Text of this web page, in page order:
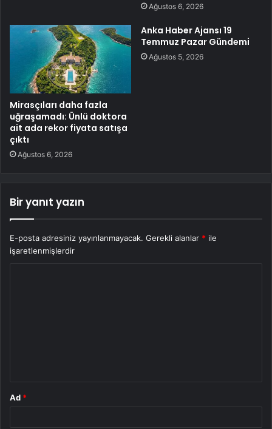
Ağustos 6, 2026
Mirasçıları daha fazla
uğraşamadı: Ünlü doktora
ait ada rekor fiyata satışa
çıktı
Ağustos 6, 2026
Anka Haber Ajansı 19
Temmuz Pazar Gündemi
Ağustos 5, 2026
Bir yanıt yazın
E-posta adresiniz yayınlanmayacak. Gerekli alanlar * ile
işaretlenmişlerdir
Ad *